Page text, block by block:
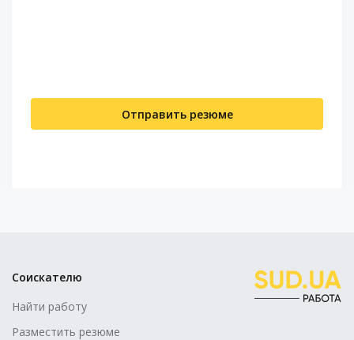
Отправить резюме
Соискателю
Найти работу
Разместить резюме